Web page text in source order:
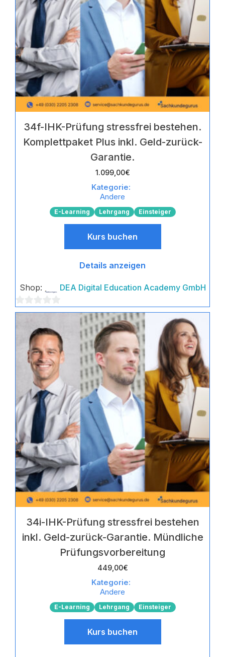
34f-IHK-Prüfung stressfrei bestehen.
Komplettpaket Plus inkl. Geld-zurück-
Garantie.
1.099,00€
Kategorie:
Andere
E-Learning Lehrgang Einsteiger
Kurs buchen
Details anzeigen
Shop: DEA Digital Education Academy GmbH
0
34i-IHK-Prüfung stressfrei bestehen
inkl. Geld-zurück-Garantie. Mündliche
Prüfungsvorbereitung
449,00€
Kategorie:
Andere
E-Learning Lehrgang Einsteiger
Kurs buchen